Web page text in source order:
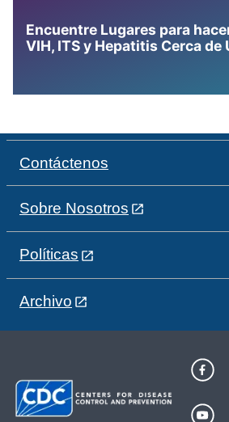
Encuentre Lugares para
VIH, ITS y Hepatitis Cerca de
Contáctenos
Sobre Nosotros
Políticas
Archivo